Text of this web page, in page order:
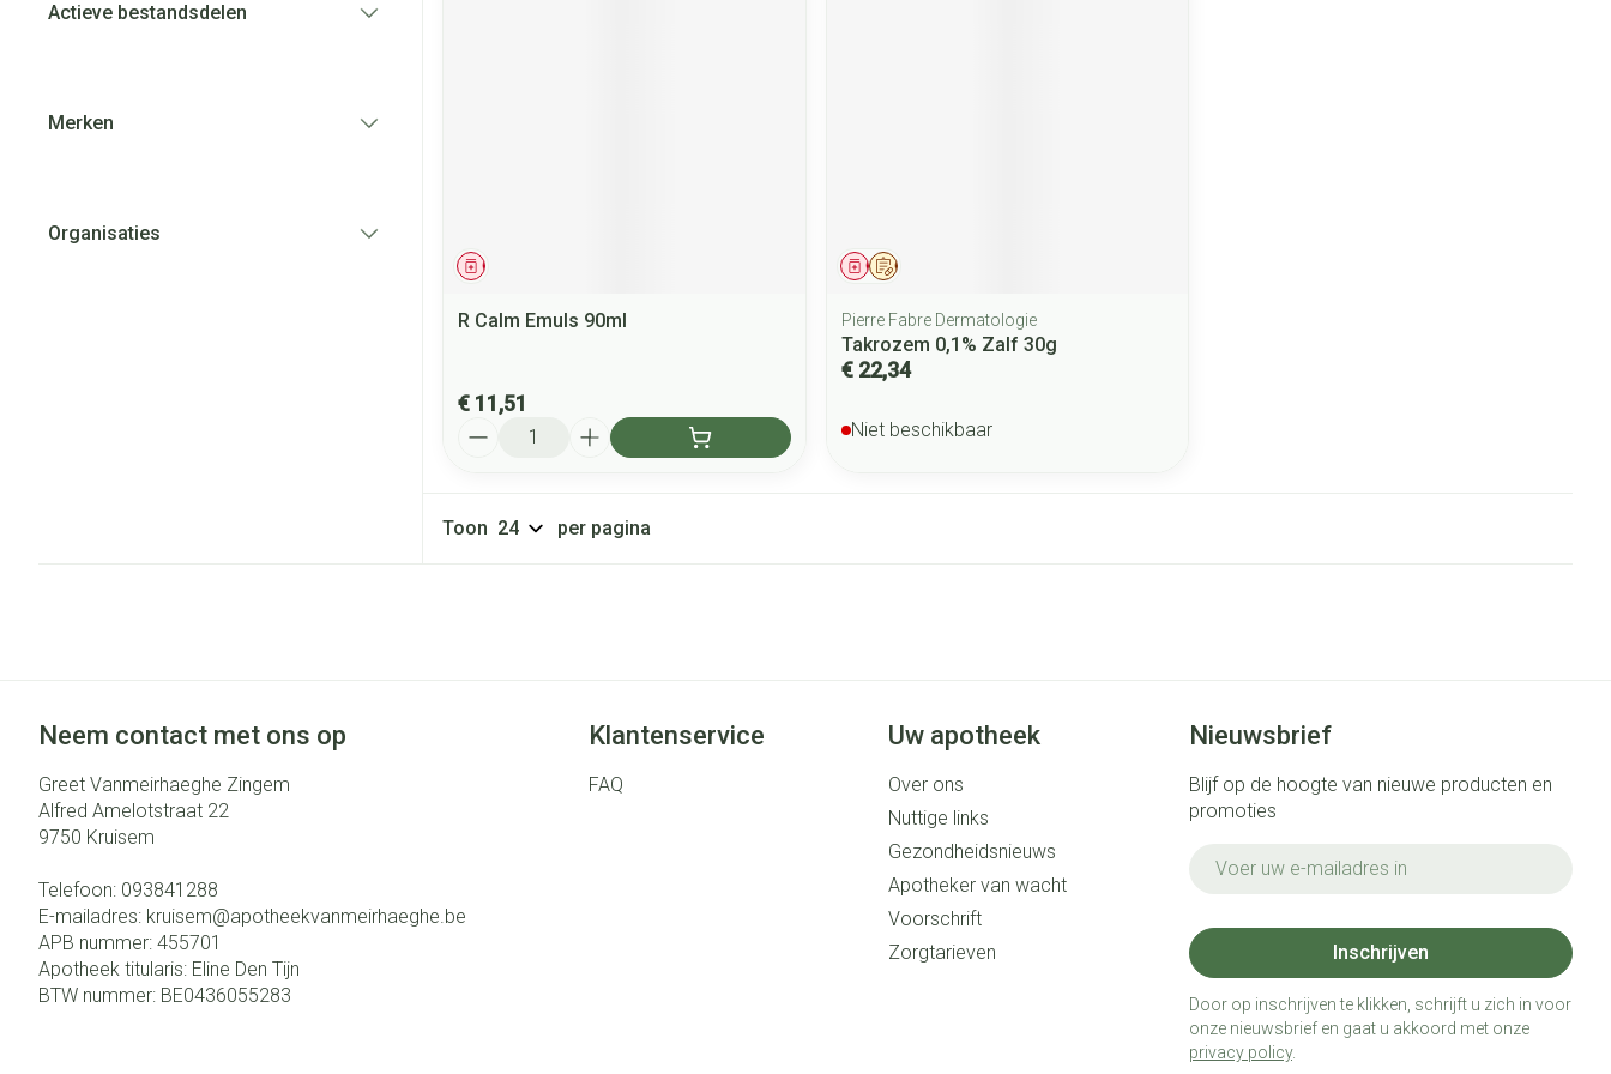
Actieve bestandsdelen
Merken
Organisaties
Geneesmiddel
R Calm Emuls 90ml
€ 11,51
Op voorschrift
Geneesmiddel
Pierre Fabre Dermatologie
Takrozem 0,1% Zalf 30g
€ 22,34
Niet beschikbaar
Toon per pagina
Neem contact met ons op
Greet Vanmeirhaeghe Zingem
Alfred Amelotstraat 22
9750 Kruisem
Telefoon: 093841288
E-mailadres: kruisem@apotheekvanmeirhaeghe.be
APB nummer: 455701
Apotheek titularis: Eline Den Tijn
BTW nummer: BE0436055283
Klantenservice
FAQ
Uw apotheek
Over ons
Nuttige links
Gezondheidsnieuws
Apotheker van wacht
Voorschrift
Zorgtarieven
Nieuwsbrief
Blijf op de hoogte van nieuwe producten en
promoties
Inschrijven
Door op inschrijven te klikken, schrijft u zich in voor
onze nieuwsbrief en gaat u akkoord met onze
privacy policy.